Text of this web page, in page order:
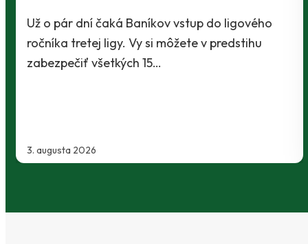
2. augusta 2026
Baníci vstúpili do ostrej sezóny súbojom 1.
Slovnaft Cupu, keď vycestovali do